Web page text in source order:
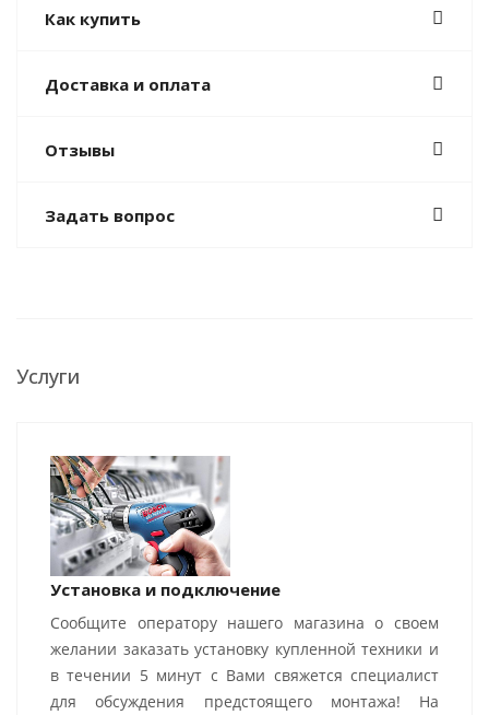
Как купить
Доставка и оплата
Отзывы
Задать вопрос
Услуги
Установка и подключение
Сообщите оператору нашего магазина о своем
желании заказать установку купленной техники и
в течении 5 минут с Вами свяжется специалист
для обсуждения предстоящего монтажа! На